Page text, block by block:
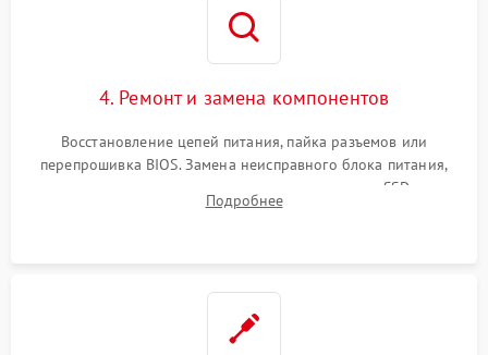
4. Ремонт и замена компонентов
Восстановление цепей питания, пайка разъемов или
перепрошивка BIOS. Замена неисправного блока питания,
видеокарты, процессора или установка нового SSD для
восстановления и повышения скорости работы системы.
Подробнее